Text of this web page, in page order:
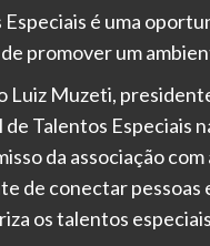
Especiais é uma
promover um
Luiz Muzeti,
de Talentos Especiais
da associação
de conectar pessoas
os talentos